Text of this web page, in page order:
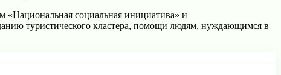
«Национальная социальная инициатива» и
туристического кластера, помощи людям, нуждающимся в